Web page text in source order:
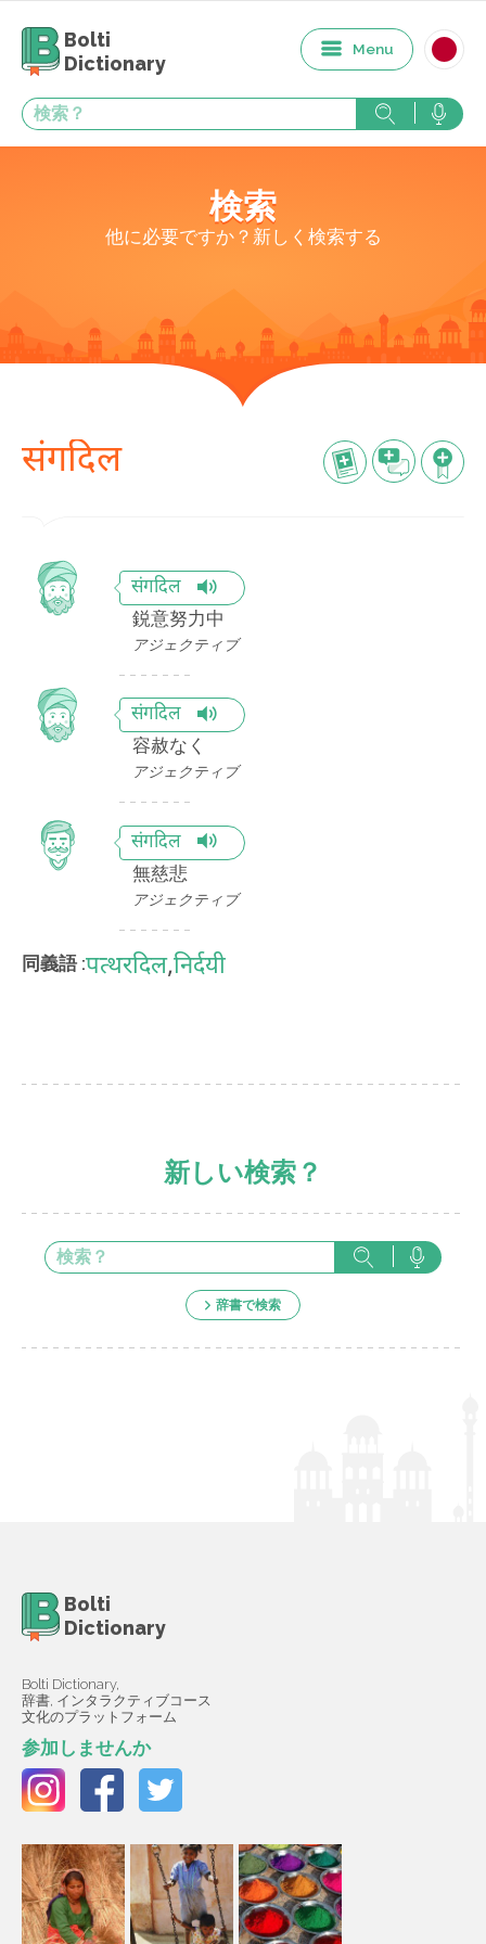
Bolti
Dictionary
Menu
検索
他に必要ですか？新しく検索する
संगदिल
संगदिल
鋭意努力中
アジェクティブ
संगदिल
容赦なく
アジェクティブ
संगदिल
無慈悲
アジェクティブ
同義語 :पत्थरदिल,निर्दयी
新しい検索？
辞書で検索
Bolti
Dictionary
Bolti Dictionary,
辞書, インタラクティブコース
文化のプラットフォーム
参加しませんか